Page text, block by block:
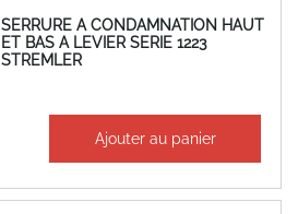
SERRURE A CONDAMNATION HAUT
ET BAS A LEVIER SERIE 1223
STREMLER
Ajouter au panier